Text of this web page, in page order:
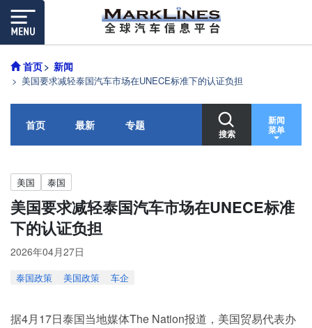
首页 新闻
美国要求减轻泰国汽车市场在UNECE标准下的认证负担
首页 最新 专题
搜索
新闻
菜单
美国 泰国
美国要求减轻泰国汽车市场在UNECE标准
下的认证负担
2026年04月27日
泰国政策 美国政策 车企
据4月17日泰国当地媒体The Nation报道，美国贸易代表办